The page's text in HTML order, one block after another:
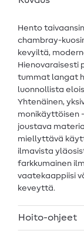
Hento
chambray-
kevyiltä,
Hienovaraisesti
tummat langat
luonnollista
Yhtenäinen,
monikäyttöisen
joustava
miellyttävä
ilmavista
farkkumainen
vaatekaappiisi
keveyttä.
Hoito-ohjeet